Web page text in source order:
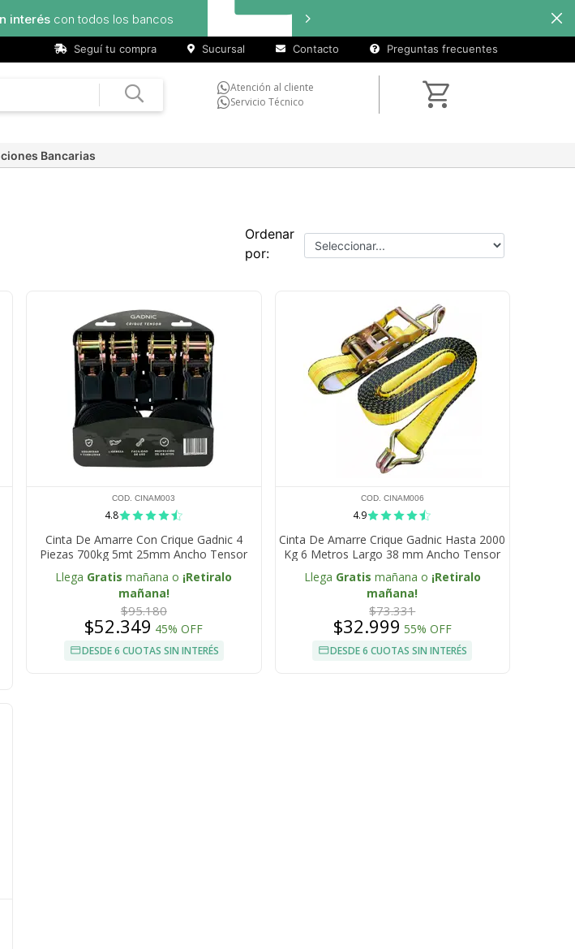
interés con todos los bancos
Seguí tu compra Sucursal Contacto Preguntas frecuentes
Atención al cliente
Servicio Técnico
Bancarias
Ordenar
por:
COD. CINAM003
4.8
Cinta De Amarre Con Crique Gadnic 4
Piezas 700kg 5mt 25mm Ancho Tensor
Llega Gratis mañana o ¡Retiralo
mañana!
$95.180
$52.349 45% OFF
DESDE 6 CUOTAS SIN INTERÉS
COD. CINAM006
4.9
Cinta De Amarre Crique Gadnic Hasta 2000
Kg 6 Metros Largo 38 mm Ancho Tensor
Traca Traka
Llega Gratis mañana o ¡Retiralo
mañana!
$73.331
$32.999 55% OFF
DESDE 6 CUOTAS SIN INTERÉS